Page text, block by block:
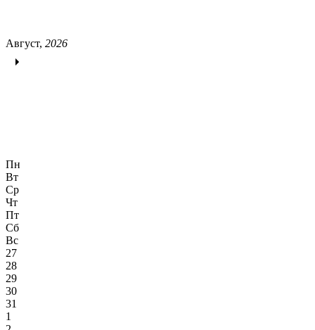
Август, 2026
Пн
Вт
Ср
Чт
Пт
Сб
Вс
27
28
29
30
31
1